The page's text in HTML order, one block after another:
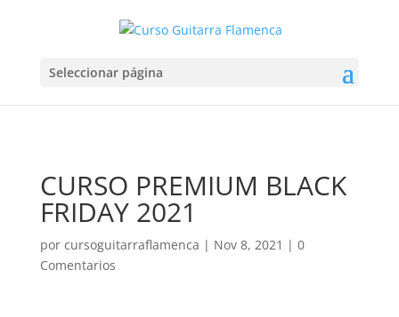
Seleccionar página
CURSO PREMIUM BLACK
FRIDAY 2021
por cursoguitarraflamenca | Nov 8, 2021 | 0
Comentarios